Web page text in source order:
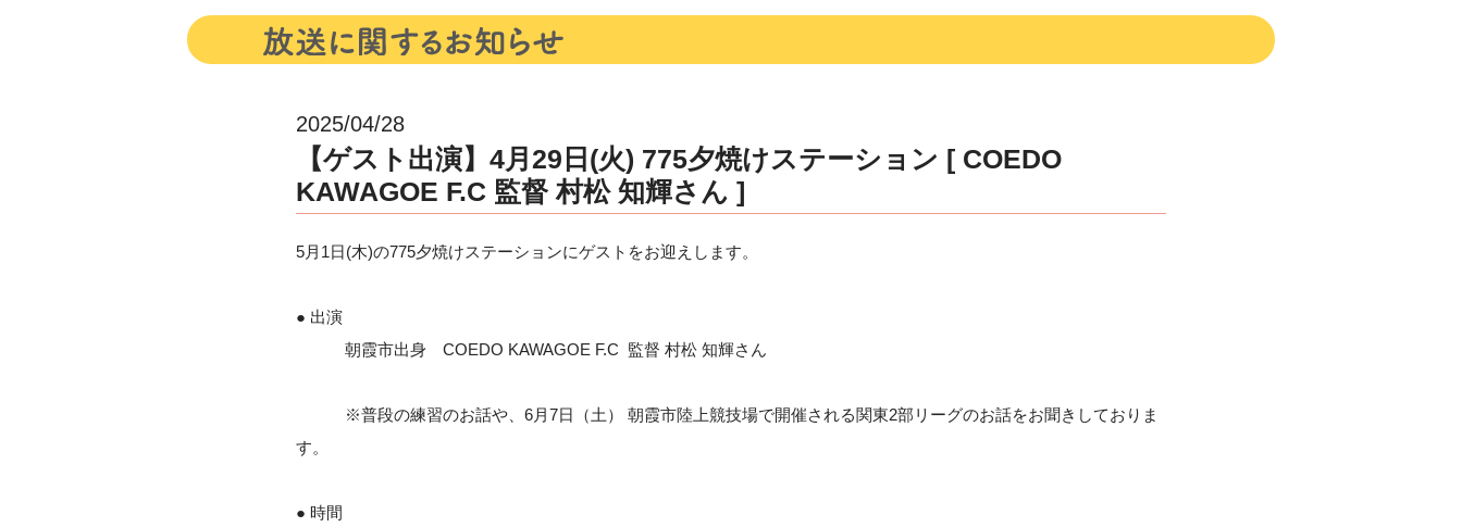
2025/04/28
【ゲスト出演】4月29日(火) 775夕焼けステーション [ COEDO
KAWAGOE F.C 監督 村松 知輝さん ]
5月1日(木)の775夕焼けステーションにゲストをお迎えします。
● 出演
朝霞市出身 COEDO KAWAGOE F.C 監督 村松 知輝さん
※普段の練習のお話や、6月7日（土） 朝霞市陸上競技場で開催される関東2部リーグのお話をお聞きしておりま
す。
● 時間